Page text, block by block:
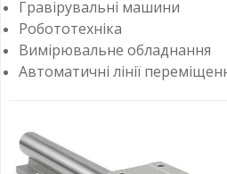
Гравірувальні машини
Робототехніка
Вимірювальне обладнання
Автоматичні лінії